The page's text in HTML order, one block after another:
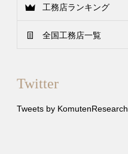
工務店ランキング
全国工務店一覧
Twitter
Tweets by KomutenResearch